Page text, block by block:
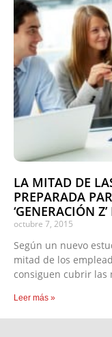
LA MITAD DE
PREPARADA
‘GENERACIÓN
octubre 7, 2015
Según un nuevo
mitad de los
consiguen cubrir las
Leer más »